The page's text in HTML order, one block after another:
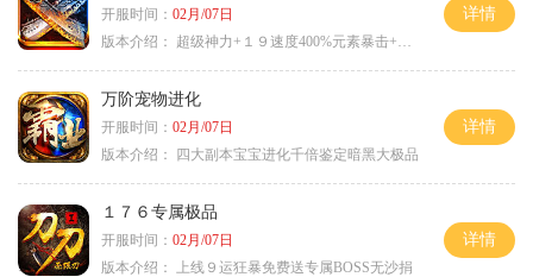
开服时间： 02月/07日
版本介绍：
超级神力+１９速度400%元素暴击+６６
详情
万阶宠物进化
开服时间： 02月/07日
版本介绍：
四大副本宝宝进化千倍鉴定暗黑大极品
详情
１７６专属极品
开服时间： 02月/07日
版本介绍：
上线９运狂暴免费送专属BOSS无沙捐
详情